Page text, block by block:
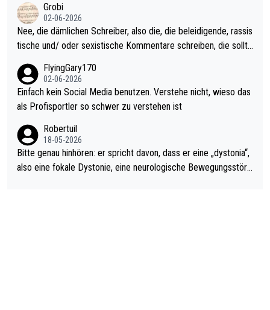
ohl wenig WDF Turniere spielen. Dies war bei Archie Self letzt
es Jahr der Fall. Er musste als amtierender Weltmeister durch
den Qualifier und ich glaube kaum, dass Mitchel sich das (in Ve
gas) antun würde, wenn er doch eigentlich die PDC-WM als Zi
el hat.
Grobi
02-06-2026
Nee, die dämlichen Schreiber, also die, die beleidigende, rassis
tische und/ oder sexistische Kommentare schreiben, die sollte
s Leben in den Griff kriegen. Nur eins wundert mich: Luke Little
r war doch neulich erst derjenige, der über Social Media GvV p
rovoziert hat. Und Littlers Mutter schießt öfters mal gegen Ric
FlyingGary170
02-06-2026
Einfach kein Social Media benutzen. Verstehe nicht, wieso das
als Profisportler so schwer zu verstehen ist
Robertuil
18-05-2026
Bitte genau hinhören: er spricht davon, dass er eine „dystonia“,
also eine fokale Dystonie, eine neurologische Bewegungsstöru